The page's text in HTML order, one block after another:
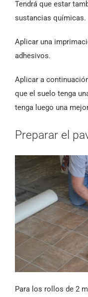
Tendrá que estar
sustancias químicas.
Aplicar una
adhesivos.
Aplicar a
que el suelo tenga
tenga luego una
Preparar el
Para los rollos de 2